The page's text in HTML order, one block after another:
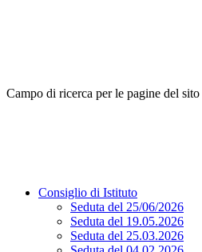
Campo di ricerca per le pagine del sito
Consiglio di Istituto
Seduta del 25/06/2026
Seduta del 19.05.2026
Seduta del 25.03.2026